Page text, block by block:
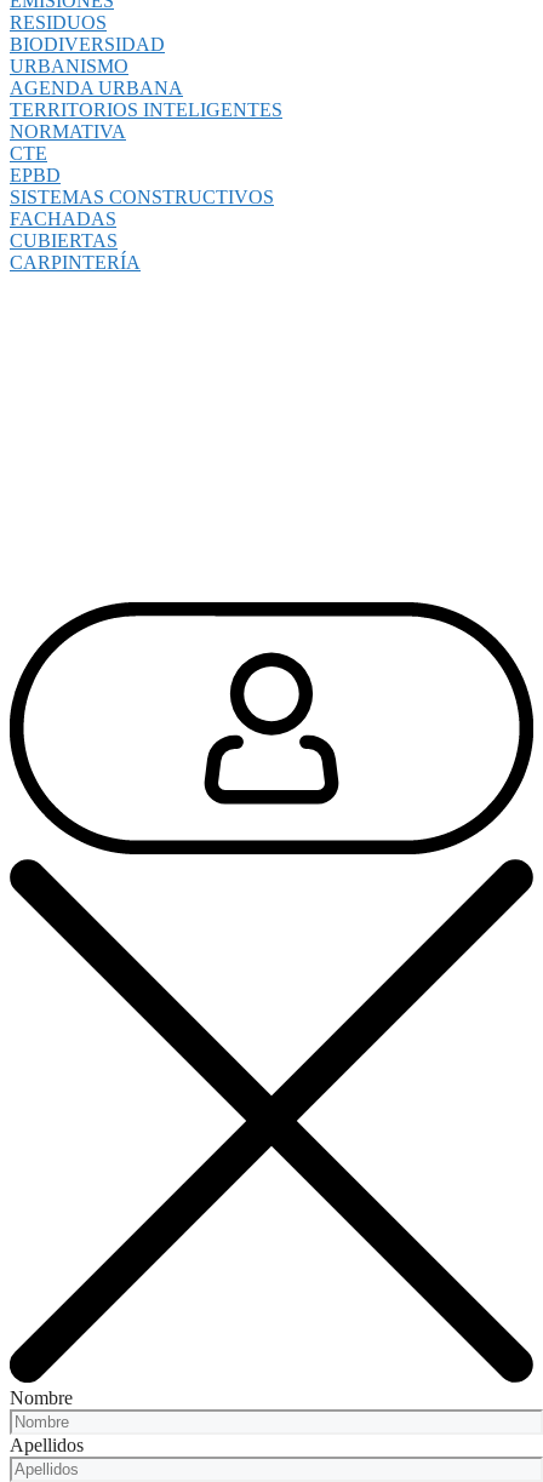
RESIDUOS
BIODIVERSIDAD
URBANISMO
AGENDA URBANA
TERRITORIOS INTELIGENTES
NORMATIVA
CTE
EPBD
SISTEMAS CONSTRUCTIVOS
FACHADAS
CUBIERTAS
CARPINTERÍA
Nombre
Apellidos